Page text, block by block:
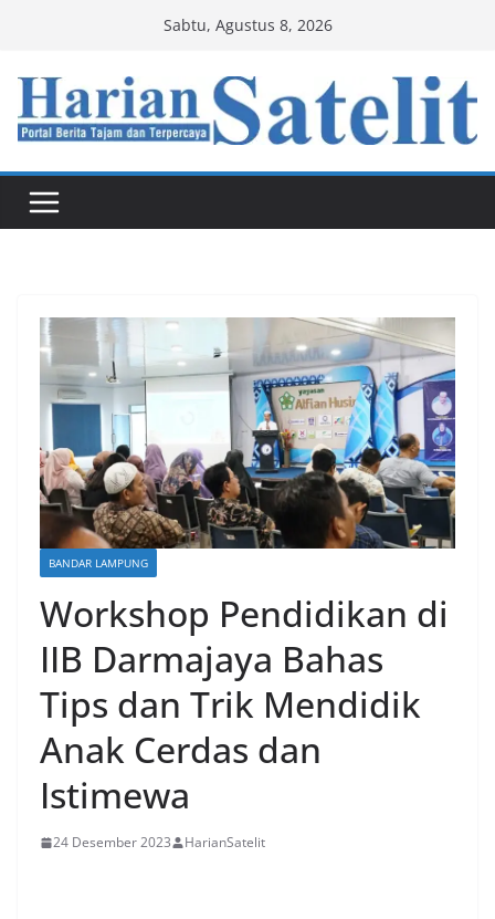
content
Sabtu, Agustus 8, 2026
BANDAR LAMPUNG
Workshop Pendidikan di
IIB Darmajaya Bahas
Tips dan Trik Mendidik
Anak Cerdas dan
Istimewa
24 Desember 2023 HarianSatelit